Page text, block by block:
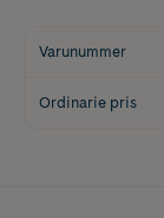
Varunummer
Ordinarie pris